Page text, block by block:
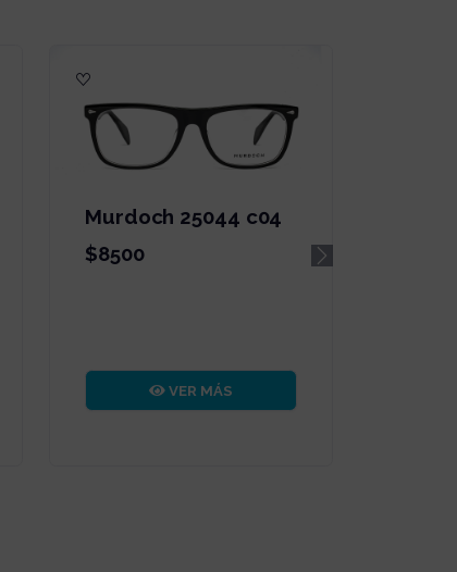
Murdoch 25044 c04
$8500
VER MÁS
Next